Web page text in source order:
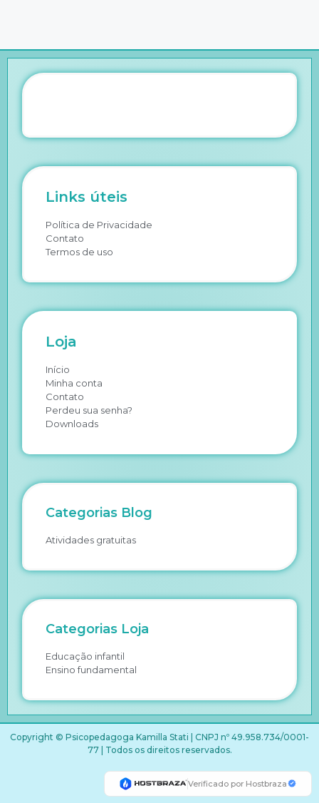
Links úteis
Política de Privacidade
Contato
Termos de uso
Loja
Início
Minha conta
Contato
Perdeu sua senha?
Downloads
Categorias Blog
Atividades gratuitas
Categorias Loja
Educação infantil
Ensino fundamental
Copyright © Psicopedagoga Kamilla Stati | CNPJ nº 49.958.734/0001-
77 | Todos os direitos reservados.